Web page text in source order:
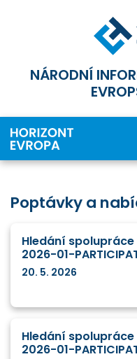
NÁRODNÍ
Poptávky a
Hledání spolupráce
2026-01-
20. 5. 2026
Hledání spolupráce
2026-01-